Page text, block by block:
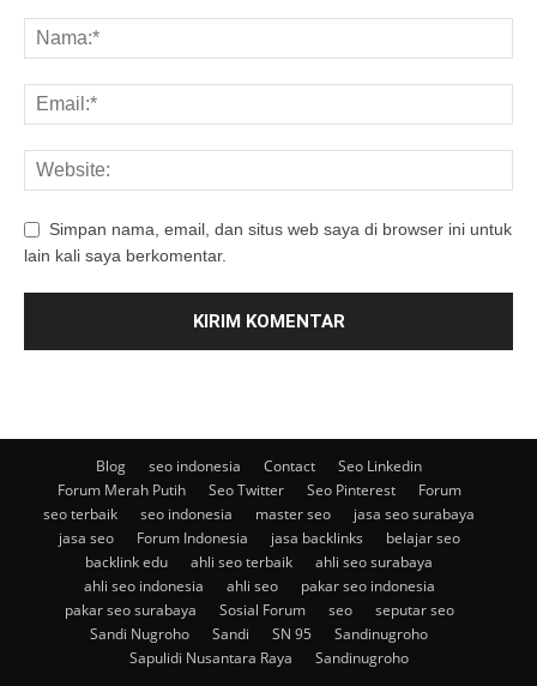
Simpan nama, email, dan situs web saya di browser ini untuk
lain kali saya berkomentar.
Blog seo indonesia Contact
Seo Linkedin
Forum Merah Putih
Seo Twitter Seo Pinterest
Forum
seo terbaik
seo indonesia master seo
jasa seo surabaya
jasa seo
Forum Indonesia jasa backlinks
belajar seo
backlink edu
ahli seo terbaik
ahli seo surabaya
ahli seo indonesia
ahli seo
pakar seo indonesia
pakar seo surabaya
Sosial Forum seo
seputar seo
Sandi Nugroho
Sandi SN 95
Sandinugroho
Sapulidi Nusantara Raya
Sandinugroho